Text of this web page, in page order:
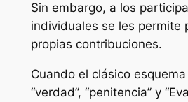
Sin embargo, a los
individuales se les permite
propias contribuciones.
Cuando el clásico
“verdad”, “penitencia” y